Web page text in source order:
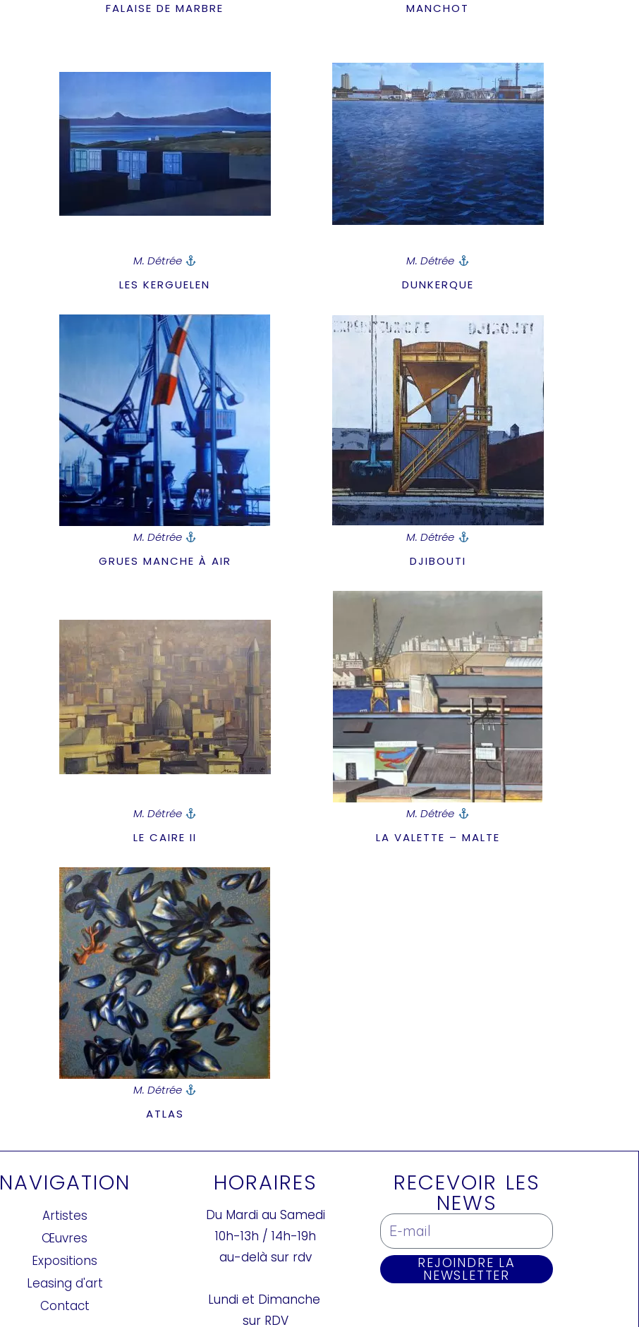
FALAISE DE MARBRE
MANCHOT
M. Détrée
LES KERGUELEN
M. Détrée
DUNKERQUE
M. Détrée
GRUES MANCHE À AIR
M. Détrée
DJIBOUTI
M. Détrée
LE CAIRE II
M. Détrée
LA VALETTE – MALTE
M. Détrée
ATLAS
NAVIGATION
Artistes
Œuvres
Expositions
Leasing d'art
Contact
HORAIRES
Du Mardi au Samedi
10h-13h / 14h-19h
au-delà sur rdv
Lundi et Dimanche
sur RDV
RECEVOIR LES
NEWS
REJOINDRE LA
NEWSLETTER